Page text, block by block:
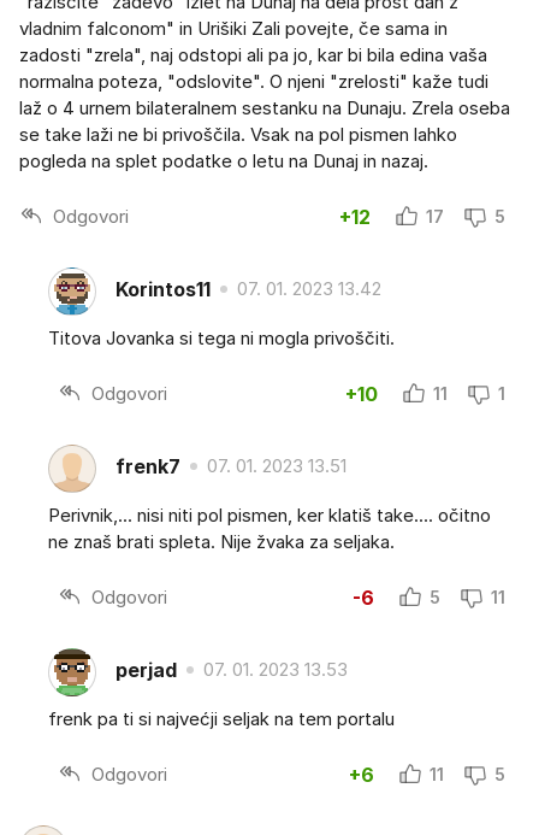
vladnim falconom" in Urišiki Zali povejte, če sama in
zadosti "zrela", naj odstopi ali pa jo, kar bi bila edina vaša
normalna poteza, "odslovite". O njeni "zrelosti" kaže tudi
laž o 4 urnem bilateralnem sestanku na Dunaju. Zrela oseba
se take laži ne bi privoščila. Vsak na pol pismen lahko
pogleda na splet podatke o letu na Dunaj in nazaj.
Odgovori +12 17 5
Korintos11 07. 01. 2023 13.42
Titova Jovanka si tega ni mogla privoščiti.
Odgovori +10 11 1
frenk7 07. 01. 2023 13.51
Perivnik,... nisi niti pol pismen, ker klatiš take.... očitno
ne znaš brati spleta. Nije žvaka za seljaka.
Odgovori -6 5 11
perjad 07. 01. 2023 13.53
frenk pa ti si najvećji seljak na tem portalu
Odgovori +6 11 5